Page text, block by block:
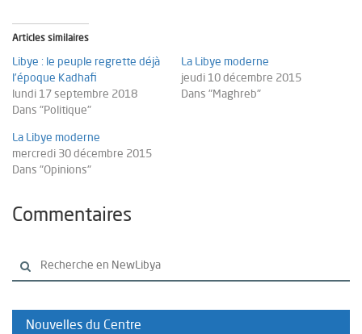
Articles similaires
Libye : le peuple regrette déjà
l’époque Kadhafi
lundi 17 septembre 2018
Dans "Politique"
La Libye moderne
jeudi 10 décembre 2015
Dans "Maghreb"
La Libye moderne
mercredi 30 décembre 2015
Dans "Opinions"
Commentaires
Nouvelles du Centre